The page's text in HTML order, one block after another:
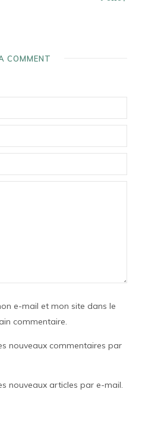
COMMENT
e-mail et mon site dans le
commentaire.
nouveaux commentaires par
nouveaux articles par e-mail.